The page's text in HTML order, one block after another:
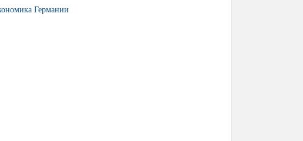
Германии